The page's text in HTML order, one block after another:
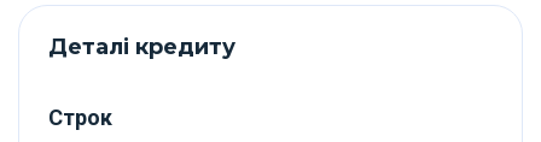
Деталі кредиту
Строк